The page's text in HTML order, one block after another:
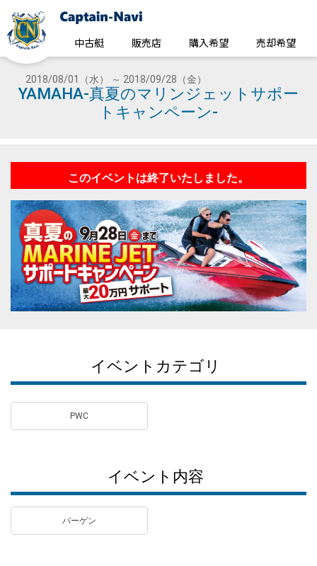
中古艇 販売店 購入希望 売却希望
2018/08/01（水） ～ 2018/09/28（金）
YAMAHA-真夏のマリンジェットサポー
トキャンペーン-
このイベントは終了いたしました。
イベントカテゴリ
PWC
イベント内容
バーゲン